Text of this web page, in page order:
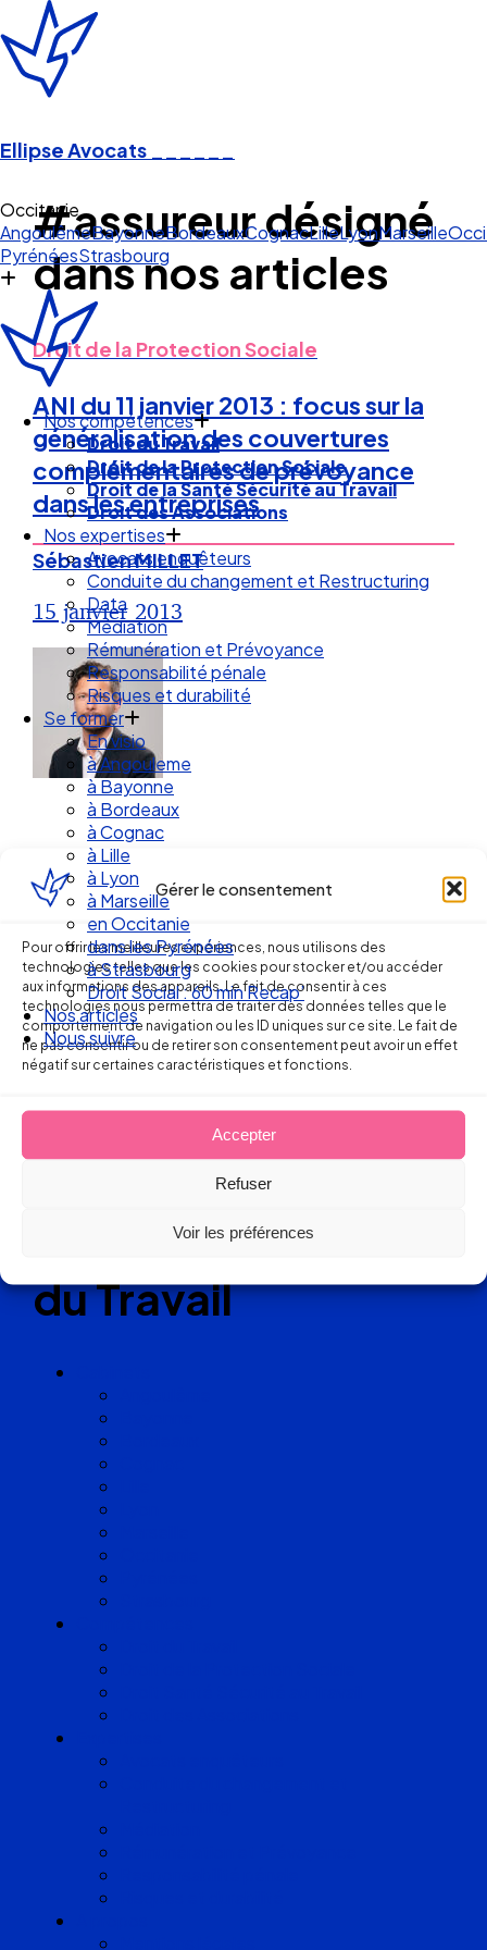
Gérer le consentement
Pour offrir les meilleures expériences, nous utilisons des
technologies telles que les cookies pour stocker et/ou accéder
aux informations des appareils. Le fait de consentir à ces
technologies nous permettra de traiter des données telles que le
comportement de navigation ou les ID uniques sur ce site. Le fait de
ne pas consentir ou de retirer son consentement peut avoir un effet
négatif sur certaines caractéristiques et fonctions.
Accepter
Refuser
Voir les préférences
Ellipse Avocats
Occitanie
AngoulêmeBayonneBordeauxCognacLilleLyonMarseille
PyrénéesStrasbourg
Nos compétences
Droit du Travail
Droit de la Protection Sociale
Droit de la Santé Sécurité au Travail
Droit des Associations
Nos expertises
Avocats enquêteurs
Conduite du changement et Restructuring
Data
Médiation
Rémunération et Prévoyance
Responsabilité pénale
Risques et durabilité
Se former
En visio
à Angouleme
à Bayonne
à Bordeaux
à Cognac
à Lille
à Lyon
à Marseille
en Occitanie
dans les Pyrénées
à Strasbourg
Droit Social : 60 min Recap’
Nos articles
Nous suivre
#assureur désigné
dans nos articles
Droit de la Protection Sociale
ANI du 11 janvier 2013 : focus sur la
généralisation des couvertures
complémentaires de prévoyance
dans les entreprises
Sébastien MILLET
15 janvier 2013
Ellipse Avocats
Réseau
de cabinets
d’avocats
en Droit
du Travail